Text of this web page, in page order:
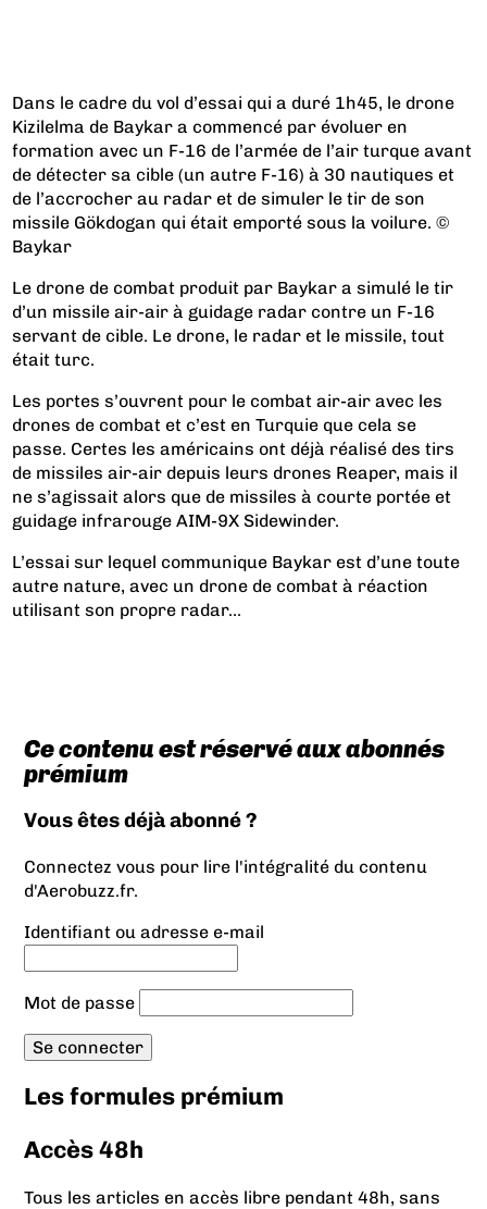
Dans le cadre du vol d’essai qui a duré 1h45, le drone
Kizilelma de Baykar a commencé par évoluer en
formation avec un F-16 de l’armée de l’air turque avant
de détecter sa cible (un autre F-16) à 30 nautiques et
de l’accrocher au radar et de simuler le tir de son
missile Gökdogan qui était emporté sous la voilure. ©
Baykar
Le drone de combat produit par Baykar a simulé le tir
d’un missile air-air à guidage radar contre un F-16
servant de cible. Le drone, le radar et le missile, tout
était turc.
Les portes s’ouvrent pour le combat air-air avec les
drones de combat et c’est en Turquie que cela se
passe. Certes les américains ont déjà réalisé des tirs
de missiles air-air depuis leurs drones Reaper, mais il
ne s’agissait alors que de missiles à courte portée et
guidage infrarouge AIM-9X Sidewinder.
L’essai sur lequel communique Baykar est d’une toute
autre nature, avec un drone de combat à réaction
utilisant son propre radar...
Ce contenu est réservé aux abonnés
prémium
Vous êtes déjà abonné ?
Connectez vous pour lire l'intégralité du contenu
d'Aerobuzz.fr.
Identifiant ou adresse e-mail
Mot de passe
Les formules prémium
Accès 48h
Tous les articles en accès libre pendant 48h, sans